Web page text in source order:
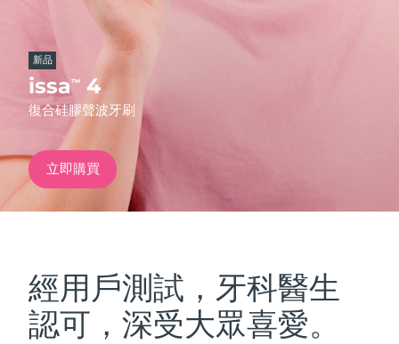
新品
issa™ 4
復合硅膠聲波牙刷
立即購買
經用戶測試，牙科醫生
認可，深受大眾喜愛。
特別優惠
紅光療法
澳洲
法國
德國
加拿大
奧地利 預計送達日期09/08/2026
巴林 預計送達日期10/08/2026